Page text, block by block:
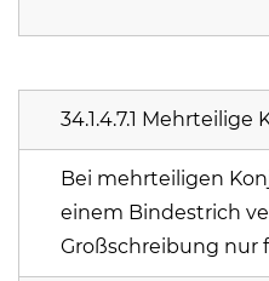
34.1.4.7.1
Bei mehrteiligen
einem Bindestrich
Großschreibung nur